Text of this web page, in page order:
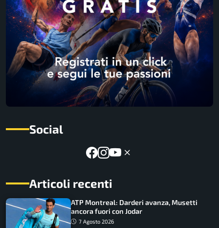
Social
Articoli recenti
ATP Montreal: Darderi avanza, Musetti
ancora fuori con Jodar
7 Agosto 2026